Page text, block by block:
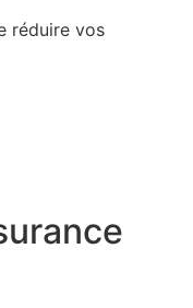
réduire vos